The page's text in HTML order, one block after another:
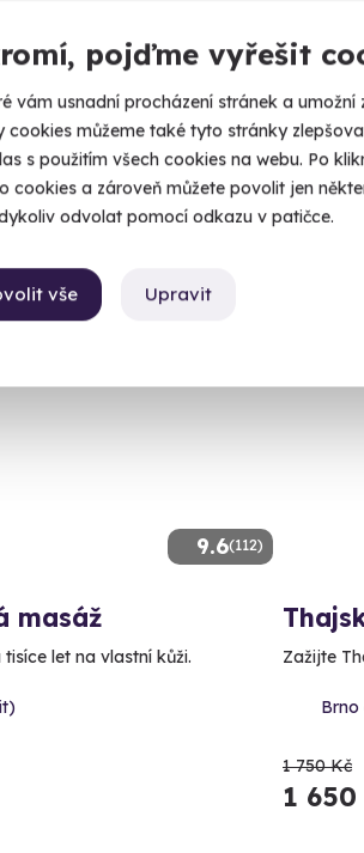
pojďme vyřešit
vám usnadní procházení stránek a umožní
cookies můžeme také tyto stránky
s použitím všech cookies na webu. Po
a zároveň můžete povolit jen
odvolat pomocí odkazu v patičce.
Upravit
vše
vámi. Letíte! Zažijte
Brno
1 900
9.6(112)
masáž
let na vlastní kůži. Zažijte
1 750 Kč
1 650